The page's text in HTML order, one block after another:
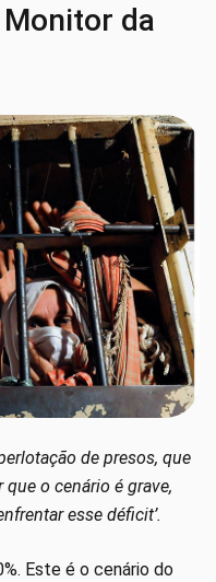
da
de presos, que
que o cenário é grave,
esse déficit’.
Este é o cenário do